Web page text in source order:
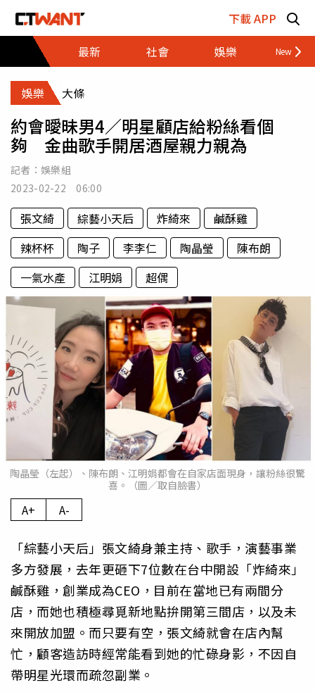
下載 APP
最新
社會 娛樂 財經
娛樂 大條
約會曖昧男4／明星顧店給粉絲看個
夠 金曲歌手開居酒屋親力親為
記者： 娛樂組
2023-02-22 06:00
張文綺 綜藝小天后 炸綺來
鹹酥雞
辣杯杯
陶子 李李仁 陶晶瑩
陳布朗
一氣水產
江明娟 超偶
陶晶瑩（左起）、陳布朗、江明娟都會在自家店面現身，讓粉絲很驚
喜。（圖／取自臉書）
A+ A-
「綜藝小天后」張文綺身兼主持、歌手，演藝事業
多方發展，去年更砸下7位數在台中開設「炸綺來」
鹹酥雞，創業成為CEO，目前在當地已有兩間分
店，而她也積極尋覓新地點拚開第三間店，以及未
來開放加盟。而只要有空，張文綺就會在店內幫
忙，顧客造訪時經常能看到她的忙碌身影，不因自
帶明星光環而疏忽副業。